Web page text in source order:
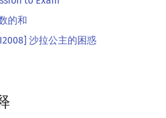
的和
沙拉公主的困惑